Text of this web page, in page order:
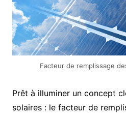
Facteur de remplissage
Prêt à illuminer un concept
solaires : le facteur de